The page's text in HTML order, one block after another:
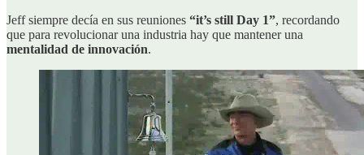
Jeff siempre decía en sus reuniones “it’s still Day 1”, recordando
que para revolucionar una industria hay que mantener una
mentalidad de innovación.